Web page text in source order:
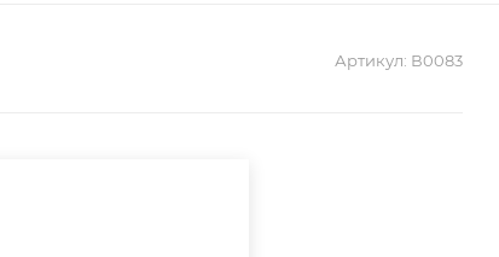
Артикул: В0083